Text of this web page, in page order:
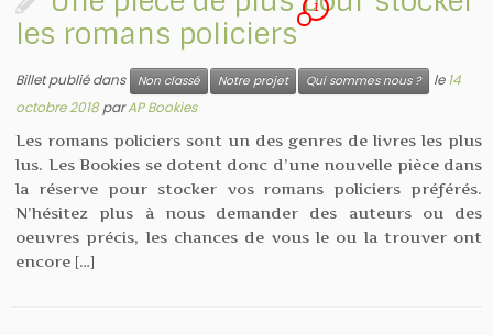
les romans policiers
1
Billet publié dans Non classé Notre projet Qui sommes nous ? le14
octobre 2018 parAP Bookies
Les romans policiers sont un des genres de livres les plus
lus. Les Bookies se dotent donc d’une nouvelle pièce dans
la réserve pour stocker vos romans policiers préférés.
N’hésitez plus à nous demander des auteurs ou des
oeuvres précis, les chances de vous le ou la trouver ont
encore […]